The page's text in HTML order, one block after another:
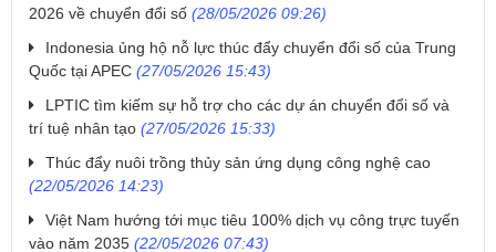
2026 về chuyển đổi số (28/05/2026 09:26)
Indonesia ủng hộ nỗ lực thúc đẩy chuyển đổi số của Trung
Quốc tại APEC (27/05/2026 15:43)
LPTIC tìm kiếm sự hỗ trợ cho các dự án chuyển đổi số và
trí tuệ nhân tạo (27/05/2026 15:33)
​Thúc đẩy nuôi trồng thủy sản ứng dụng công nghệ cao
(22/05/2026 14:23)
Việt Nam hướng tới mục tiêu 100% dịch vụ công trực tuyến
vào năm 2035 (22/05/2026 07:43)